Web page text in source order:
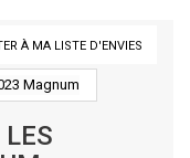
À MA LISTE D'ENVIES
LES